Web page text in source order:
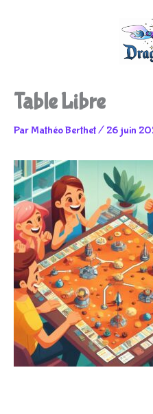
contenu
Table Libre
Par Mathéo Berthet/ 26 juin